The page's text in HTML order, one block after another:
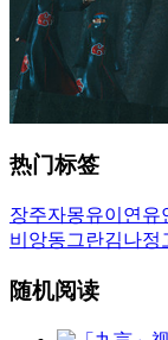
热门标签
장주자몽유이 연유
비앙동그란김나정
随机阅读